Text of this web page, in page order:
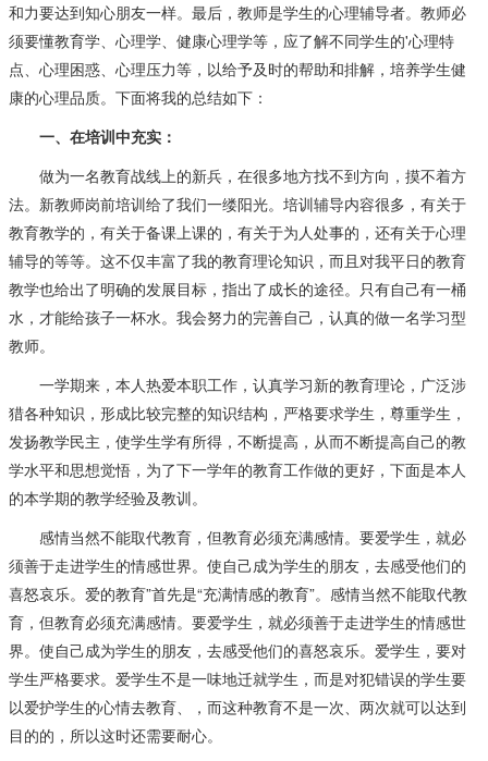
和力要达到知心朋友一样。最后，教师是学生的心理辅导者。教师必
须要懂教育学、心理学、健康心理学等，应了解不同学生的'心理特
点、心理困惑、心理压力等，以给予及时的帮助和排解，培养学生健
康的心理品质。下面将我的总结如下：
一、在培训中充实：
做为一名教育战线上的新兵，在很多地方找不到方向，摸不着方
法。新教师岗前培训给了我们一缕阳光。培训辅导内容很多，有关于
教育教学的，有关于备课上课的，有关于为人处事的，还有关于心理
辅导的等等。这不仅丰富了我的教育理论知识，而且对我平日的教育
教学也给出了明确的发展目标，指出了成长的途径。只有自己有一桶
水，才能给孩子一杯水。我会努力的完善自己，认真的做一名学习型
教师。
一学期来，本人热爱本职工作，认真学习新的教育理论，广泛涉
猎各种知识，形成比较完整的知识结构，严格要求学生，尊重学生，
发扬教学民主，使学生学有所得，不断提高，从而不断提高自己的教
学水平和思想觉悟，为了下一学年的教育工作做的更好，下面是本人
的本学期的教学经验及教训。
感情当然不能取代教育，但教育必须充满感情。要爱学生，就必
须善于走进学生的情感世界。使自己成为学生的朋友，去感受他们的
喜怒哀乐。爱的教育”首先是“充满情感的教育”。感情当然不能取代教
育，但教育必须充满感情。要爱学生，就必须善于走进学生的情感世
界。使自己成为学生的朋友，去感受他们的喜怒哀乐。爱学生，要对
学生严格要求。爱学生不是一味地迁就学生，而是对犯错误的学生要
以爱护学生的心情去教育、，而这种教育不是一次、两次就可以达到
目的的，所以这时还需要耐心。